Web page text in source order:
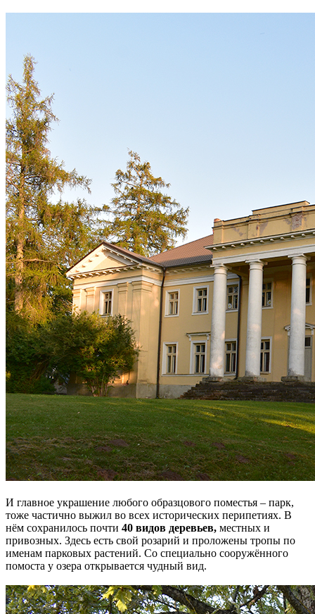
И главное украшение любого образцового поместья – парк,
тоже частично выжил во всех исторических перипетиях. В
нём сохранилось почти 40 видов деревьев, местных и
привозных. Здесь есть свой розарий и проложены тропы по
именам парковых растений. Со специально сооружённого
помоста у озера открывается чудный вид.